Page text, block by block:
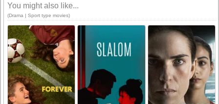
You might also like...
(Drama | Sport type movies)